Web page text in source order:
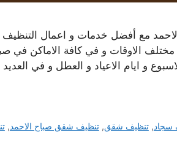
مع أفضل خدمات و اعمال التنظيف و
مختلف الاوقات و في كافة الاماكن في
و ايام الاعياد و العطل و في العديد
سجاد,تنظيف شقق,تنظيف شقق صباح الاحمد,